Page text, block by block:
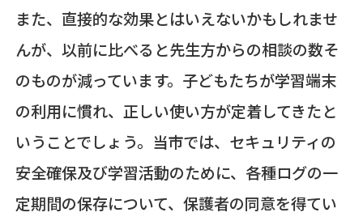
また、直接的な効果とはいえないかもしれませ
んが、以前に比べると先生方からの相談の数そ
のものが減っています。子どもたちが学習端末
の利用に慣れ、正しい使い方が定着してきたと
いうことでしょう。当市では、セキュリティの
安全確保及び学習活動のために、各種ログの一
定期間の保存について、保護者の同意を得てい